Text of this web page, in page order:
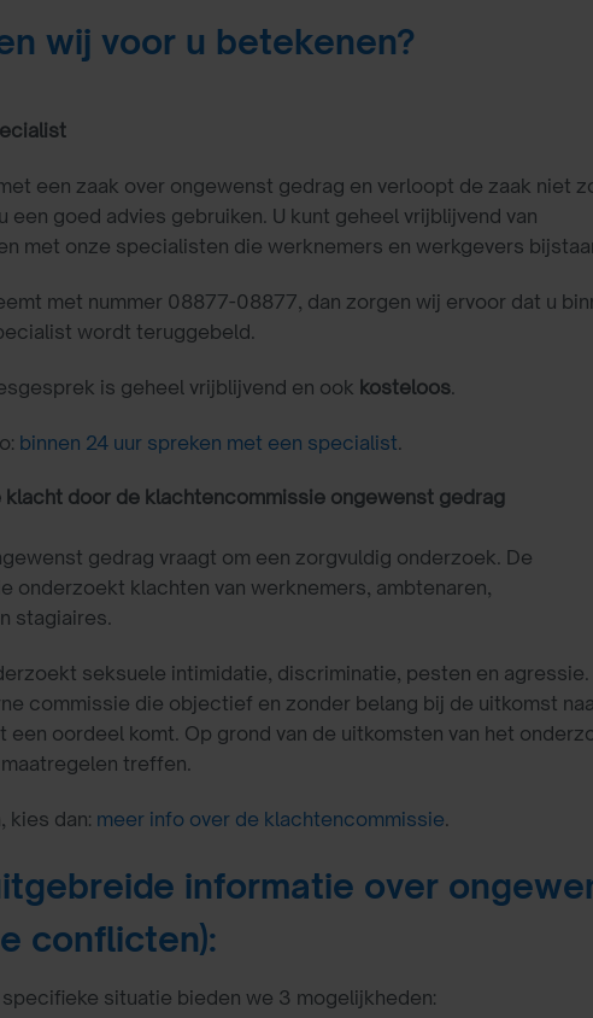
wij voor u betekenen?
een zaak over ongewenst gedrag en verloopt de zaak niet
een goed advies gebruiken. U kunt geheel vrijblijvend van
met onze specialisten die werknemers en werkgevers
met nummer 08877-08877, dan zorgen wij ervoor dat u
wordt teruggebeld.
is geheel vrijblijvend en ook kosteloos.
binnen 24 uur spreken met een specialist.
klacht door de klachtencommissie ongewenst gedrag
gedrag vraagt om een zorgvuldig onderzoek. De
onderzoekt klachten van werknemers, ambtenaren,
stagiaires.
seksuele intimidatie, discriminatie, pesten en agressie.
commissie die objectief en zonder belang bij de uitkomst
een oordeel komt. Op grond van de uitkomsten van het
treffen.
kies dan: meer info over de klachtencommissie.
informatie over
conflicten):
specifieke situatie bieden we 3 mogelijkheden: